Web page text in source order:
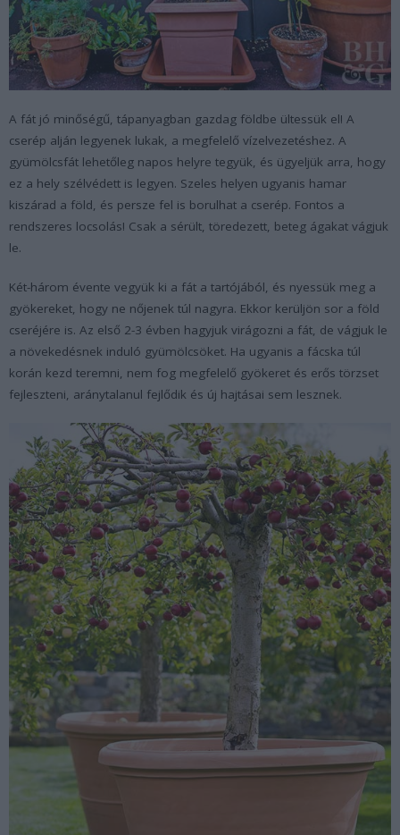
A fát jó minőségű, tápanyagban gazdag földbe ültessük el! A
cserép alján legyenek lukak, a megfelelő vízelvezetéshez. A
gyümölcsfát lehetőleg napos helyre tegyük, és ügyeljük arra, hogy
ez a hely szélvédett is legyen. Szeles helyen ugyanis hamar
kiszárad a föld, és persze fel is borulhat a cserép. Fontos a
rendszeres locsolás! Csak a sérült, töredezett, beteg ágakat vágjuk
le.
Két-három évente vegyük ki a fát a tartójából, és nyessük meg a
gyökereket, hogy ne nőjenek túl nagyra. Ekkor kerüljön sor a föld
cseréjére is. Az első 2-3 évben hagyjuk virágozni a fát, de vágjuk le
a növekedésnek induló gyümölcsöket. Ha ugyanis a fácska túl
korán kezd teremni, nem fog megfelelő gyökeret és erős törzset
fejleszteni, aránytalanul fejlődik és új hajtásai sem lesznek.